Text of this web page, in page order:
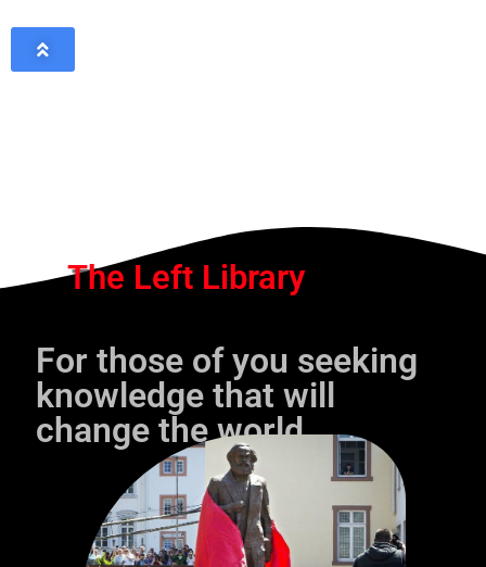
The Left Library
For those of you seeking
knowledge that will
change the world